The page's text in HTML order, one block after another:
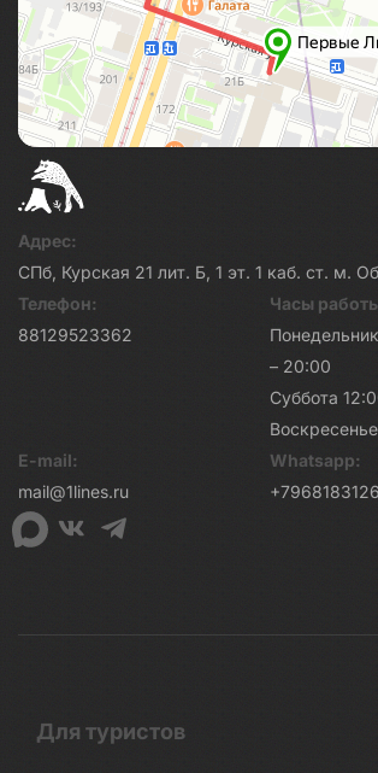
Адрес:
СПб, Курская 21 лит. Б, 1 эт. 1 каб. ст. м.
Телефон:
88129523362
Часы
– 20:00
Суббота
E-mail:
mail@1lines.ru
Whatsapp:
Для туристов